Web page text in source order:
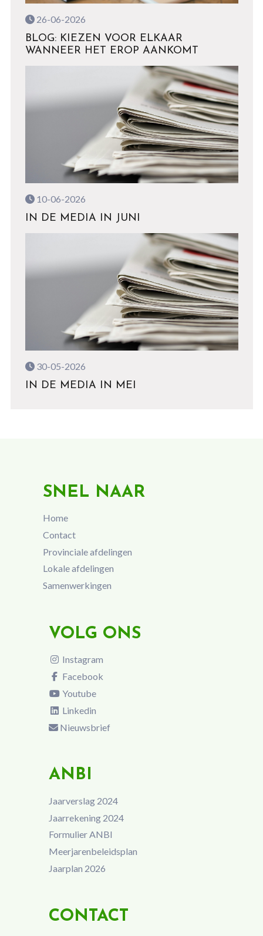
26-06-2026
BLOG: KIEZEN VOOR ELKAAR
WANNEER HET EROP AANKOMT
10-06-2026
IN DE MEDIA IN JUNI
30-05-2026
IN DE MEDIA IN MEI
SNEL NAAR
Home
Contact
Provinciale afdelingen
Lokale afdelingen
Samenwerkingen
VOLG ONS
Instagram
Facebook
Youtube
Linkedin
Nieuwsbrief
ANBI
Jaarverslag 2024
Jaarrekening 2024
Formulier ANBI
Meerjarenbeleidsplan
Jaarplan 2026
CONTACT